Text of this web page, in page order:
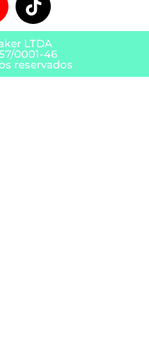
LTDA
0001-46
reservados